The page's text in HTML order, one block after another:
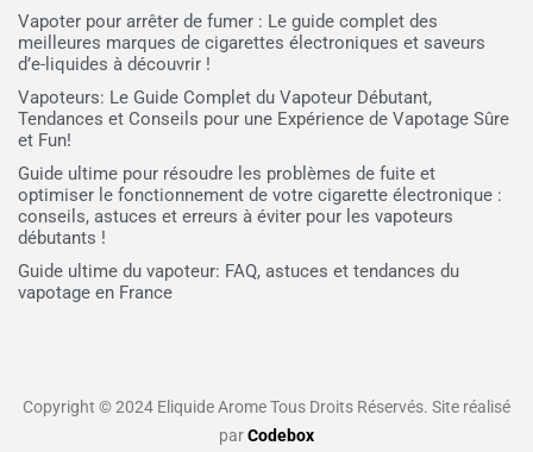
Vapoter pour arrêter de fumer : Le guide complet des
meilleures marques de cigarettes électroniques et saveurs
d’e-liquides à découvrir !
Vapoteurs: Le Guide Complet du Vapoteur Débutant,
Tendances et Conseils pour une Expérience de Vapotage Sûre
et Fun!
Guide ultime pour résoudre les problèmes de fuite et
optimiser le fonctionnement de votre cigarette électronique :
conseils, astuces et erreurs à éviter pour les vapoteurs
débutants !
Guide ultime du vapoteur: FAQ, astuces et tendances du
vapotage en France
Copyright © 2024 Eliquide Arome Tous Droits Réservés. Site réalisé
parCodebox